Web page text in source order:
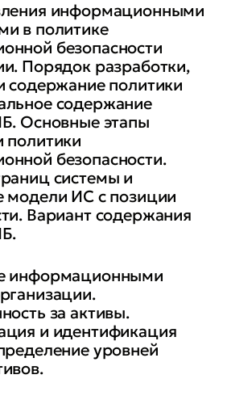
информационными
в политике
безопасности
Порядок разработки,
содержание политики
содержание
Основные этапы
политики
безопасности.
системы и
модели ИС с позиции
Вариант содержания
информационными
за активы.
и идентификация
уровней